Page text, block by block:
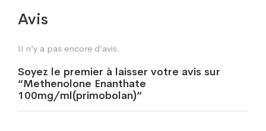
Avis
Il n’y a pas encore d’avis.
Soyez le premier à laisser votre avis sur
“Methenolone Enanthate
100mg/ml(primobolan)”